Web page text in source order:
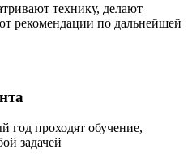
технику, делают
рекомендации по дальнейшей
год проходят обучение,
задачей